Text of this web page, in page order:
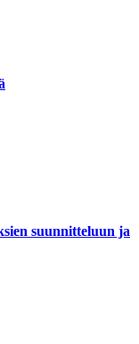
suunnitteluun ja